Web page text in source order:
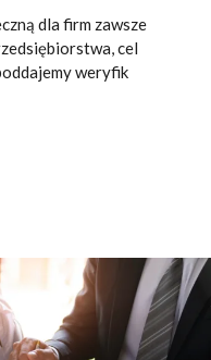
dla firm zawsze
cel
weryfik